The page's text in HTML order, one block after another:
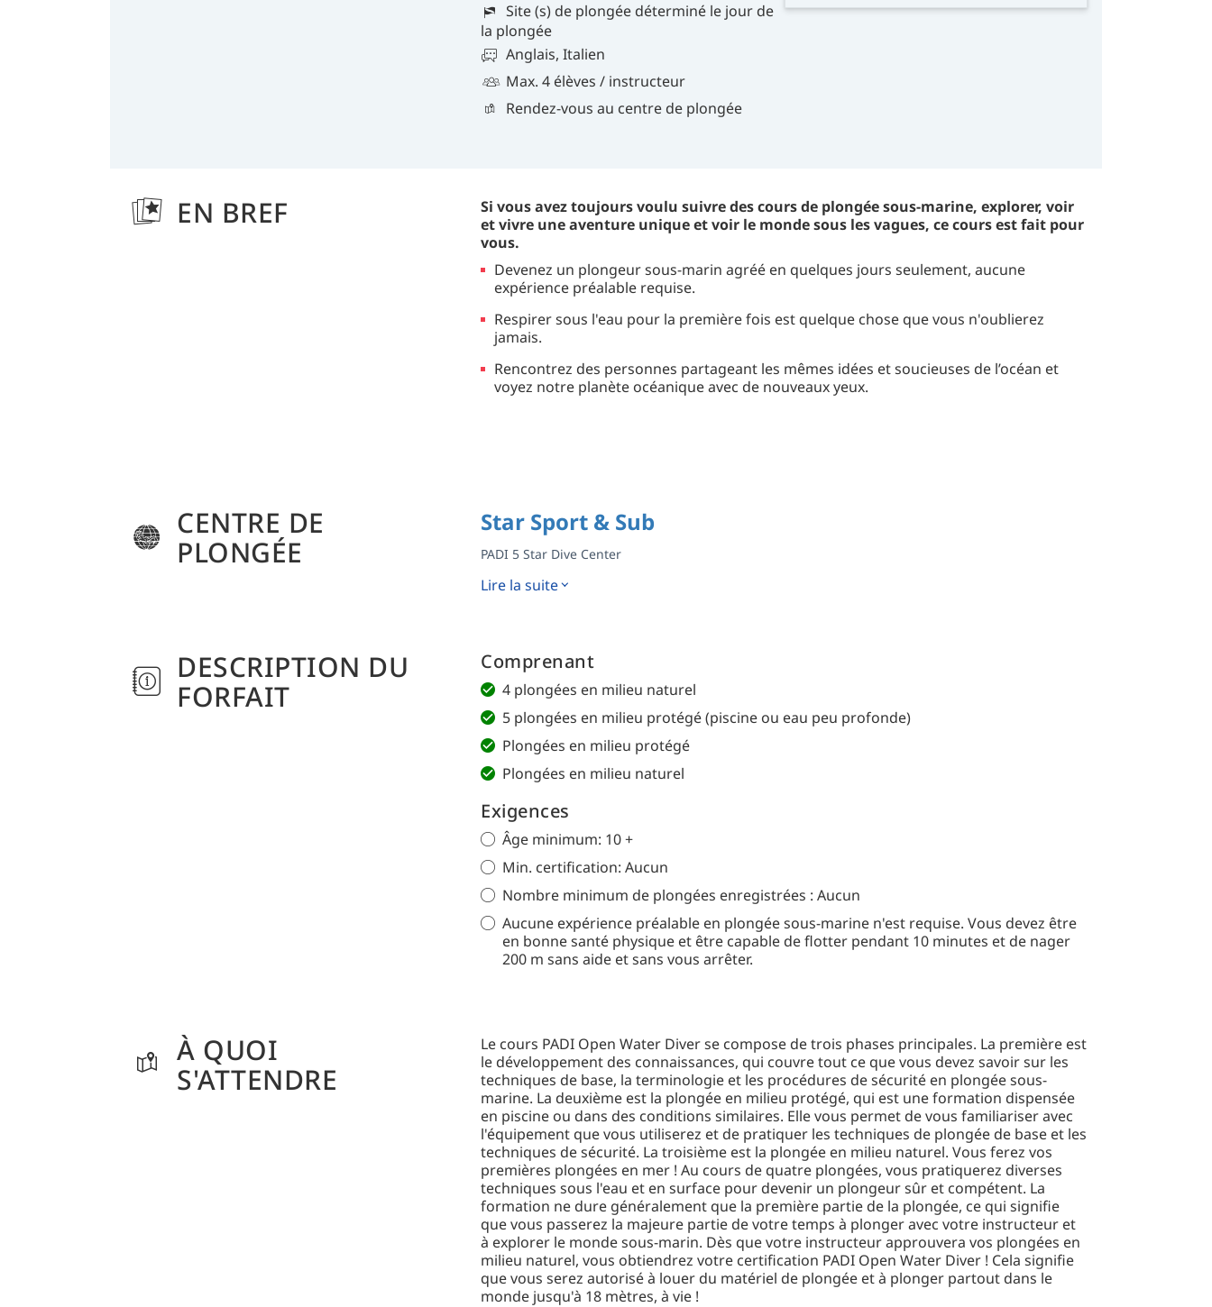
Site (s) de plongée déterminé le jour de
la plongée
Anglais, Italien
Max. 4 élèves / instructeur
Rendez-vous au centre de plongée
EN BREF
Si vous avez toujours voulu suivre des cours de plongée sous-marine, explorer, voir
et vivre une aventure unique et voir le monde sous les vagues, ce cours est fait pour
vous.
Devenez un plongeur sous-marin agréé en quelques jours seulement, aucune
expérience préalable requise.
Respirer sous l'eau pour la première fois est quelque chose que vous n'oublierez
jamais.
Rencontrez des personnes partageant les mêmes idées et soucieuses de l’océan et
voyez notre planète océanique avec de nouveaux yeux.
CENTRE DE
PLONGÉE
Star Sport & Sub
PADI 5 Star Dive Center
Lire la suite
DESCRIPTION DU
FORFAIT
Comprenant
4 plongées en milieu naturel
5 plongées en milieu protégé (piscine ou eau peu profonde)
Plongées en milieu protégé
Plongées en milieu naturel
Exigences
Âge minimum: 10 +
Min. certification: Aucun
Nombre minimum de plongées enregistrées : Aucun
Aucune expérience préalable en plongée sous-marine n'est requise. Vous devez être
en bonne santé physique et être capable de flotter pendant 10 minutes et de nager
200 m sans aide et sans vous arrêter.
À QUOI
S'ATTENDRE
Le cours PADI Open Water Diver se compose de trois phases principales. La première est
le développement des connaissances, qui couvre tout ce que vous devez savoir sur les
techniques de base, la terminologie et les procédures de sécurité en plongée sous-
marine. La deuxième est la plongée en milieu protégé, qui est une formation dispensée
en piscine ou dans des conditions similaires. Elle vous permet de vous familiariser avec
l'équipement que vous utiliserez et de pratiquer les techniques de plongée de base et les
techniques de sécurité. La troisième est la plongée en milieu naturel. Vous ferez vos
premières plongées en mer ! Au cours de quatre plongées, vous pratiquerez diverses
techniques sous l'eau et en surface pour devenir un plongeur sûr et compétent. La
formation ne dure généralement que la première partie de la plongée, ce qui signifie
que vous passerez la majeure partie de votre temps à plonger avec votre instructeur et
à explorer le monde sous-marin. Dès que votre instructeur approuvera vos plongées en
milieu naturel, vous obtiendrez votre certification PADI Open Water Diver ! Cela signifie
que vous serez autorisé à louer du matériel de plongée et à plonger partout dans le
monde jusqu'à 18 mètres, à vie !